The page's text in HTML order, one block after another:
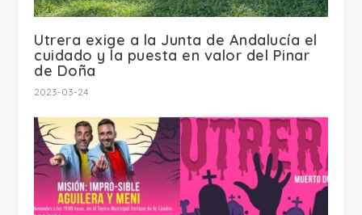
Utrera exige a la Junta de Andalucía el
cuidado y la puesta en valor del Pinar
de Doña
2023-03-24